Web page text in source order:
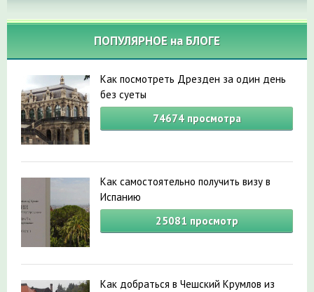
ПОПУЛЯРНОЕ на БЛОГЕ
Как посмотреть Дрезден за один день
без суеты
74674просмотра
Как самостоятельно получить визу в
Испанию
25081просмотр
Как добраться в Чешский Крумлов из